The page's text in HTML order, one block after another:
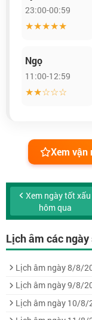
23:00-00:59
★★★★★
Ngọ
11:00-12:59
★★☆☆☆
Xem vận
Xem ngày tốt xấu
hôm qua
Lịch âm các
Lịch âm ngày 8/8/
Lịch âm ngày 9/8/
Lịch âm ngày 10/8/